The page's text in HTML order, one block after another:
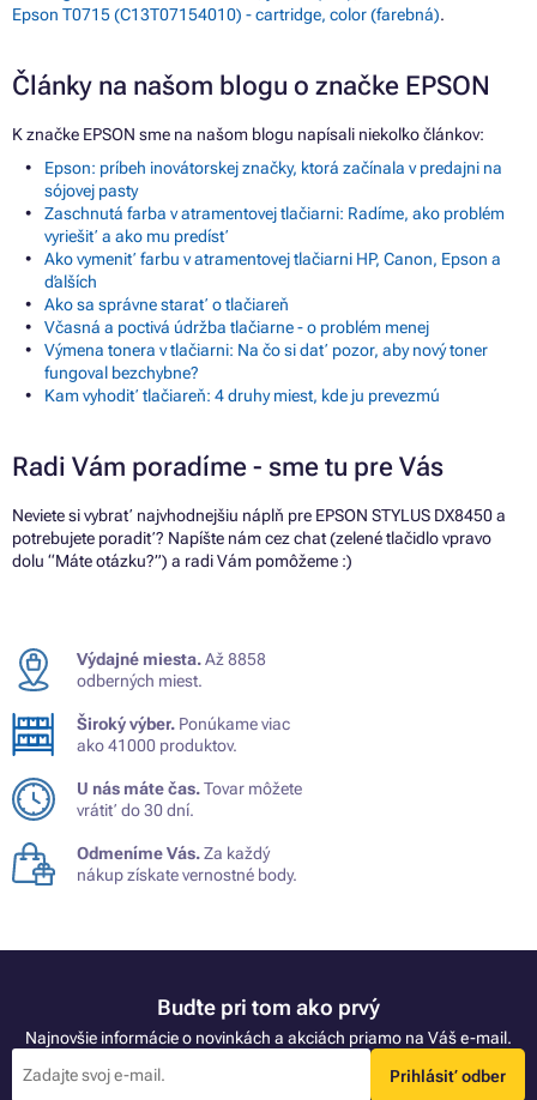
Epson T0715 (C13T07154010) - cartridge, color (farebná).
Články na našom blogu o značke EPSON
K značke EPSON sme na našom blogu napísali niekoľko článkov:
Epson: príbeh inovátorskej značky, ktorá začínala v predajni na
sójovej pasty
Zaschnutá farba v atramentovej tlačiarni: Radíme, ako problém
vyriešiť a ako mu predísť
Ako vymeniť farbu v atramentovej tlačiarni HP, Canon, Epson a
ďalších
Ako sa správne starať o tlačiareň
Včasná a poctivá údržba tlačiarne - o problém menej
Výmena tonera v tlačiarni: Na čo si dať pozor, aby nový toner
fungoval bezchybne?
Kam vyhodiť tlačiareň: 4 druhy miest, kde ju prevezmú
Radi Vám poradíme - sme tu pre Vás
Neviete si vybrať najvhodnejšiu náplň pre EPSON STYLUS DX8450 a
potrebujete poradiť? Napíšte nám cez chat (zelené tlačidlo vpravo
dolu “Máte otázku?”) a radi Vám pomôžeme :)
Výdajné miesta.Až 8858
odberných miest.
Široký výber. Ponúkame viac
ako 41000 produktov.
U nás máte čas.Tovar môžete
vrátiť do 30 dní.
Odmeníme Vás.Za každý
nákup získate vernostné body.
Buďte pri tom ako prvý
Najnovšie informácie o novinkách a akciách priamo na Váš e-mail.
Prihlásiť odber